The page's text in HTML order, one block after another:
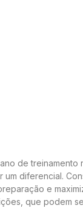
de treinamento
diferencial.
e
que podem